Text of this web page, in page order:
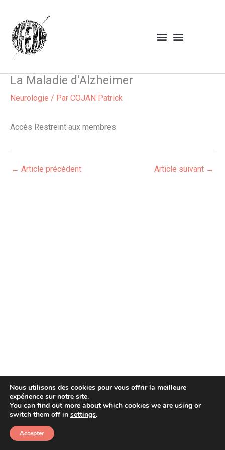
contenu
La Maladie d’Alzheimer
Neurologie / Par COJAN Patrick
Accès Restreint aux membres
← Article précédent Article suivant →
Copyright © 2026 Afera
Nous utilisons des cookies pour vous offrir la meilleure
expérience sur notre site.
You can find out more about which cookies we are using or
switch them off in settings.
Accepter